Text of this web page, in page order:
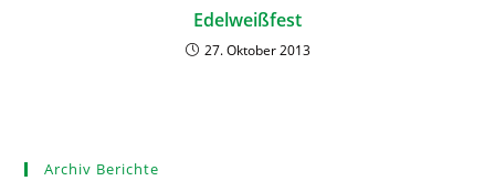
Edelweißfest
27. Oktober 2013
Archiv Berichte